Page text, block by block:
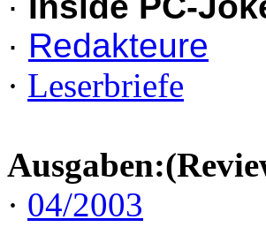
· Redakteure
· Leserbriefe
· 04/2003